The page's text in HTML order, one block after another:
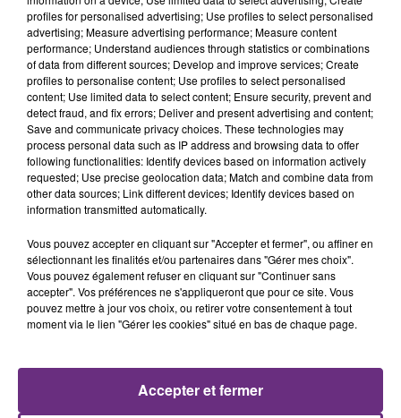
20h36
20h36
Pardonne-Moi
20h33
20h33
Fever Dream
20h30
20h30 20h27
20h27
profiles for personalised advertising; Use profiles to select personalised
advertising; Measure advertising performance; Measure content
performance; Understand audiences through statistics or combinations
of data from different sources; Develop and improve services; Create
profiles to personalise content; Use profiles to select personalised
content; Use limited data to select content; Ensure security, prevent and
detect fraud, and fix errors; Deliver and present advertising and content;
Save and communicate privacy choices. These technologies may
process personal data such as IP address and browsing data to offer
following functionalities: Identify devices based on information actively
requested; Use precise geolocation data; Match and combine data from
other data sources; Link different devices; Identify devices based on
information transmitted automatically.
Vous pouvez accepter en cliquant sur "Accepter et fermer", ou affiner en
sélectionnant les finalités et/ou partenaires dans "Gérer mes choix".
Vous pouvez également refuser en cliquant sur "Continuer sans
accepter". Vos préférences ne s'appliqueront que pour ce site. Vous
pouvez mettre à jour vos choix, ou retirer votre consentement à tout
moment via le lien "Gérer les cookies" situé en bas de chaque page.
Accepter et fermer